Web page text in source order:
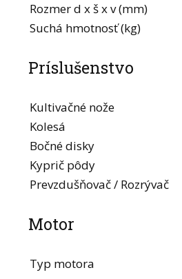
Rozmer d x š x v (mm)
Suchá hmotnosť (kg)
Príslušenstvo
Kultivačné nože
Kolesá
Bočné disky
Kyprič pôdy
Prevzdušňovač / Rozrývač
Motor
Typ motora